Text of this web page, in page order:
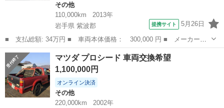
その他
110,000km
2013年
岩手県 紫波郡
提携サイト 5月26日
■ 支払総額: 34万円 ■ 車両本体価格： 300,000 円 ■ メーカー
名： マツダ ■ 車種名： フレアカスタムスタイル ■ グレード
名： ＸＳ ４ＷＤ・ナビ・ＥＴＣ・キーレス ■ 排気量： 660cc
■ ドア枚...
岩手 紫波郡 その他
マツダ プロシード 車両交換希望
1,100,000円
オンライン決済
その他
220,000km
2002年